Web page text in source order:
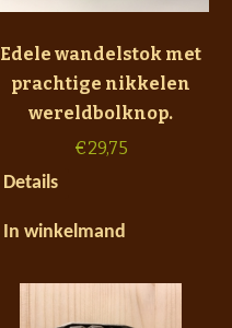
Edele wandelstok met
prachtige nikkelen
wereldbolknop.
€29,75
Details
In winkelmand